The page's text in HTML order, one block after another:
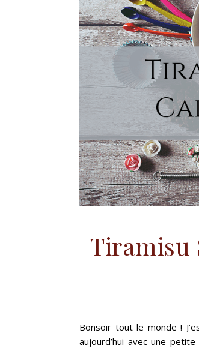
Tiramisu
Bonsoir tout le monde !
aujourd’hui avec une